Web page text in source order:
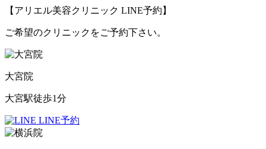
【アリエル美容クリニック LINE予約】
ご希望のクリニックをご予約下さい。
大宮院
大宮駅徒歩1分
LINE予約